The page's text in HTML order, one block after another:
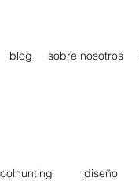
blog sobre nosotros
diseño